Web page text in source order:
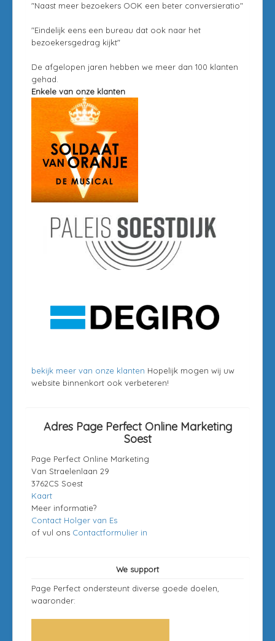
"Naast meer bezoekers OOK een beter conversieratio"
"Eindelijk eens een bureau dat ook naar het
bezoekersgedrag kijkt"
De afgelopen jaren hebben we meer dan 100 klanten
gehad.
Enkele van onze klanten
bekijk meer van onze klanten Hopelijk mogen wij uw
website binnenkort ook verbeteren!
Adres Page Perfect Online Marketing
Soest
Page Perfect Online Marketing
Van Straelenlaan 29
3762CS Soest
Kaart
Meer informatie?
Contact Holger van Es
of vul ons Contactformulier in
We support
Page Perfect ondersteunt diverse goede doelen,
waaronder: